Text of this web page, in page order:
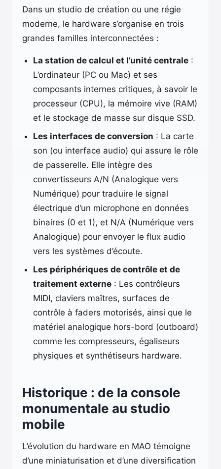
Dans un studio de création ou une régie
moderne, le hardware s’organise en trois
grandes familles interconnectées :
La station de calcul et l’unité centrale :
L’ordinateur (PC ou Mac) et ses
composants internes critiques, à savoir le
processeur (CPU), la mémoire vive (RAM)
et le stockage de masse sur disque SSD.
Les interfaces de conversion : La carte
son (ou interface audio) qui assure le rôle
de passerelle. Elle intègre des
convertisseurs A/N (Analogique vers
Numérique) pour traduire le signal
électrique d’un microphone en données
binaires (0 et 1), et N/A (Numérique vers
Analogique) pour envoyer le flux audio
vers les systèmes d’écoute.
Les périphériques de contrôle et de
traitement externe : Les contrôleurs
MIDI, claviers maîtres, surfaces de
contrôle à faders motorisés, ainsi que le
matériel analogique hors-bord (outboard)
comme les compresseurs, égaliseurs
physiques et synthétiseurs hardware.
Historique : de la console
monumentale au studio
mobile
L’évolution du hardware en MAO témoigne
d’une miniaturisation et d’une diversification